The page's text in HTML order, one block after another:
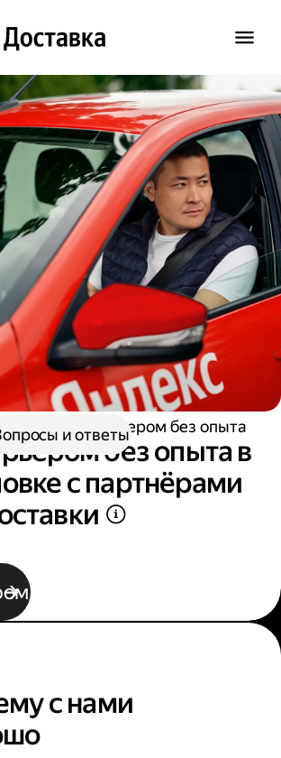
Работа курьером без опыта
без опыта в
с партнёрами
и ответы
с нами